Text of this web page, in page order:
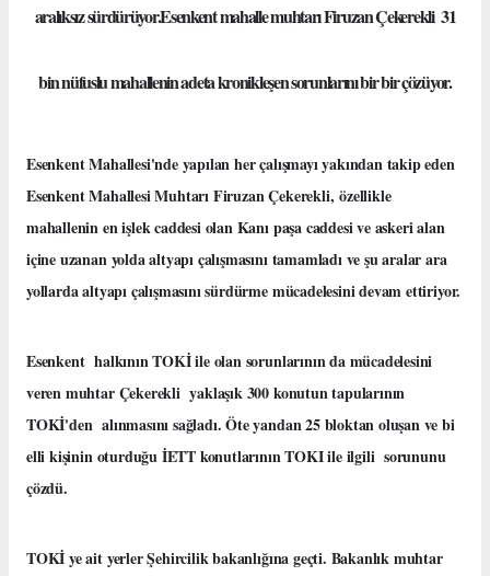
aralıksız sürdürüyor.Esenkent mahalle muhtarı Firuzan Çekerekli 31
bin nüfuslu mahallenin adeta kronikleşen sorunlarını bir bir çözüyor.
Esenkent Mahallesi'nde yapılan her çalışmayı yakından takip eden
Esenkent Mahallesi Muhtarı Firuzan Çekerekli, özellikle
mahallenin en işlek caddesi olan Kanı paşa caddesi ve askeri alan
içine uzanan yolda altyapı çalışmasını tamamladı ve şu aralar ara
yollarda altyapı çalışmasını sürdürme mücadelesini devam ettiriyor.
Esenkent halkının TOKİ ile olan sorunlarının da mücadelesini
veren muhtar Çekerekli yaklaşık 300 konutun tapularının
TOKİ'den alınmasını sağladı. Öte yandan 25 bloktan oluşan ve bi
elli kişinin oturduğu İETT konutlarının TOKI ile ilgili sorununu
çözdü.
TOKİ ye ait yerler Şehircilik bakanlığına geçti. Bakanlık muhtar